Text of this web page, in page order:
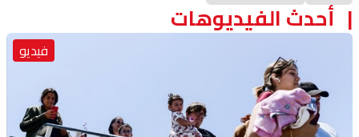
أحدث الفيديوهات
فيديو